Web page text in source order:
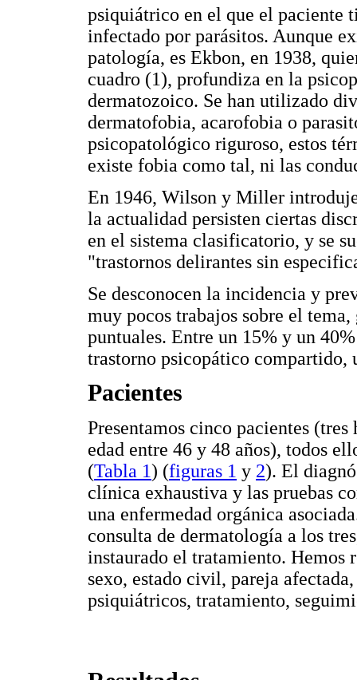
psiquiátrico en el que el paciente
infectado por parásitos. Aunque
patología, es Ekbon, en 1938,
cuadro (1), profundiza en la
dermatozoico. Se han utilizado
dermatofobia, acarofobia o
psicopatológico riguroso, estos
existe fobia como tal, ni las
En 1946, Wilson y Miller
la actualidad persisten ciertas
en el sistema clasificatorio, y se
"trastornos delirantes sin
Se desconocen la incidencia y
muy pocos trabajos sobre el
puntuales. Entre un 15% y un
trastorno psicopático compartido,
Pacientes
Presentamos cinco pacientes
edad entre 46 y 48 años), todos
(Tabla 1) (figuras 1 y 2). El
clínica exhaustiva y las pruebas
una enfermedad orgánica
consulta de dermatología a los
instaurado el tratamiento. Hemos
sexo, estado civil, pareja
psiquiátricos, tratamiento,